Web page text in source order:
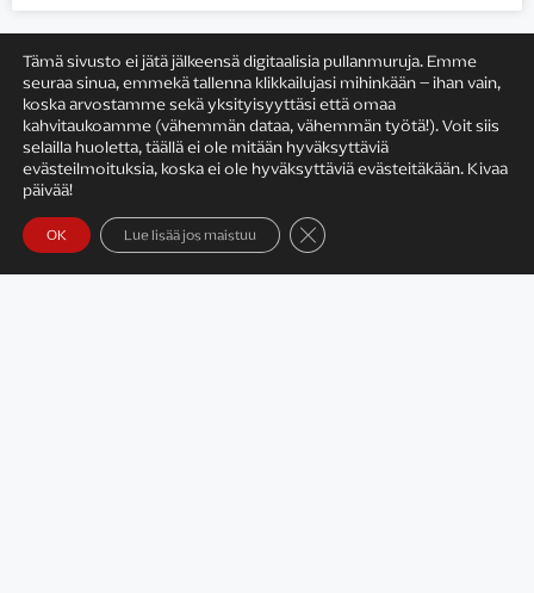
KIRJAILIJAN TYÖ
Tämä sivusto ei jätä jälkeensä digitaalisia pullanmuruja. Emme
seuraa sinua, emmekä tallenna klikkailujasi mihinkään – ihan vain,
koska arvostamme sekä yksityisyyttäsi että omaa
kahvitaukoamme (vähemmän dataa, vähemmän työtä!). Voit siis
selailla huoletta, täällä ei ole mitään hyväksyttäviä
evästeilmoituksia, koska ei ole hyväksyttäviä evästeitäkään. Kivaa
päivää!
OK Lue lisää jos maistuu Sulje evästebanneri